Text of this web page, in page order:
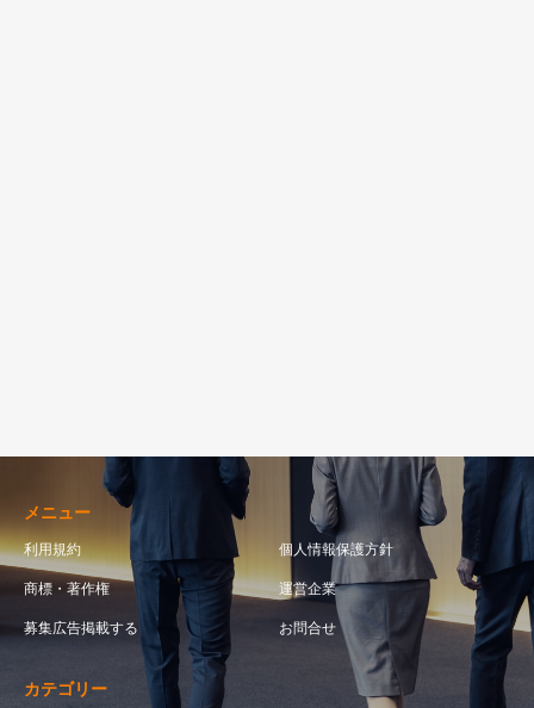
メニュー
利用規約 個人情報保護方針
商標・著作権 運営企業
募集広告掲載する お問合せ
カテゴリー